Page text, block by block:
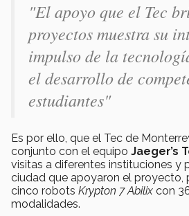
"El apoyo que el Tec
proyectos muestra su
impulso de la
el desarrollo de
estudiantes"
Es por ello, que el Tec de
conjunto con el equipo Jaeger’s
visitas a diferentes instituciones y
ciudad que apoyaron el proyecto,
cinco robots Krypton 7 Abilix con
modalidades.